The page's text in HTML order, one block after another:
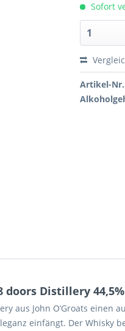
Sofort
Artikel-
doors Distillery
aus John O’Groats einen
einfängt. Der Whisky